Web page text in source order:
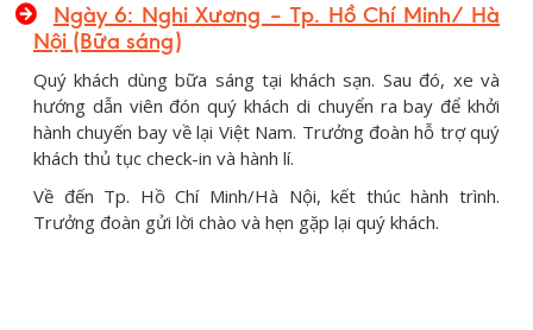
Ngày 6: Nghi Xương – Tp. Hồ Chí Minh/ Hà
Nội (Bữa sáng)
Quý khách dùng bữa sáng tại khách sạn. Sau đó, xe và
hướng dẫn viên đón quý khách di chuyển ra bay để khởi
hành chuyến bay về lại Việt Nam. Trưởng đoàn hỗ trợ quý
khách thủ tục check-in và hành lí.
Về đến Tp. Hồ Chí Minh/Hà Nội, kết thúc hành trình.
Trưởng đoàn gửi lời chào và hẹn gặp lại quý khách.